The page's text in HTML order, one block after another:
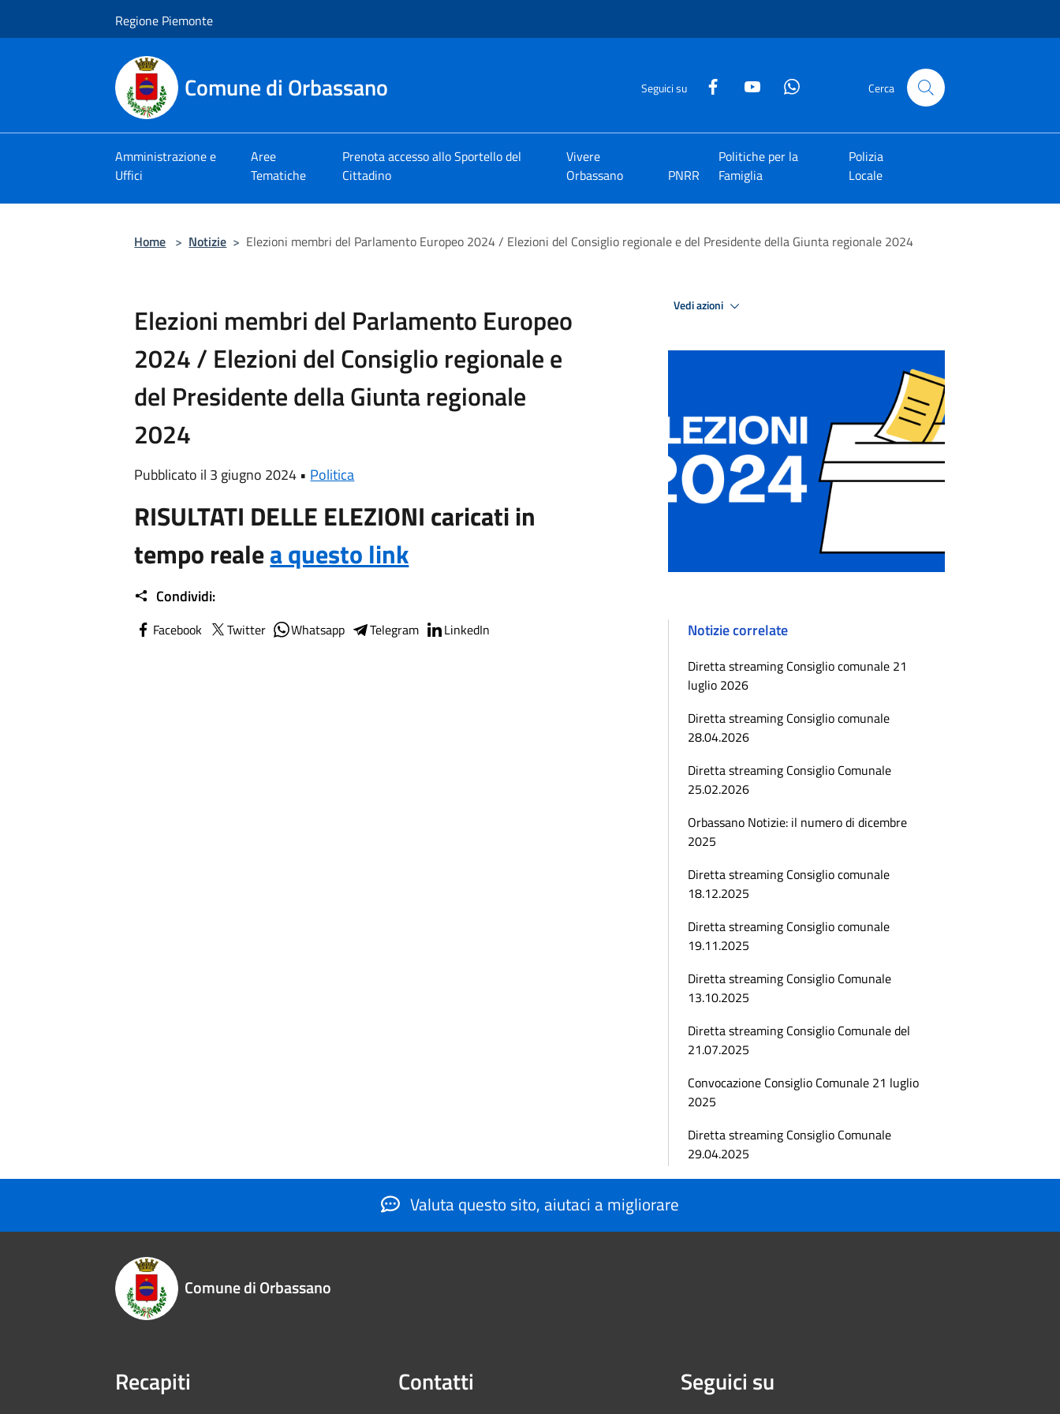
Regione Piemonte
Comune di Orbassano Seguici su Cerca
Amministrazione e
Uffici
Aree
Tematiche
Prenota accesso allo Sportello del
Cittadino
Vivere
Orbassano
PNRR
Politiche per la
Famiglia
Polizia
Locale
Home > Notizie > Elezioni membri del Parlamento Europeo 2024 / Elezioni del Consiglio regionale e del Presidente della Giunta regionale 2024
Elezioni membri del Parlamento Europeo
2024 / Elezioni del Consiglio regionale e
del Presidente della Giunta regionale
2024
Pubblicato il 3 giugno 2024 • Politica
RISULTATI DELLE ELEZIONI caricati in
tempo realea questo link
Condividi:
Facebook Twitter Whatsapp Telegram LinkedIn
Vedi azioni
Notizie correlate
Diretta streaming Consiglio comunale 21
luglio 2026
Diretta streaming Consiglio comunale
28.04.2026
Diretta streaming Consiglio Comunale
25.02.2026
Orbassano Notizie: il numero di dicembre
2025
Diretta streaming Consiglio comunale
18.12.2025
Diretta streaming Consiglio comunale
19.11.2025
Diretta streaming Consiglio Comunale
13.10.2025
Diretta streaming Consiglio Comunale del
21.07.2025
Convocazione Consiglio Comunale 21 luglio
2025
Diretta streaming Consiglio Comunale
29.04.2025
Valuta questo sito, aiutaci a migliorare
Comune di Orbassano
Recapiti Contatti Seguici su